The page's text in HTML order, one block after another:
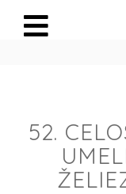
52.